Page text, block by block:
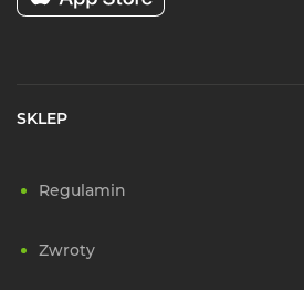
SKLEP
Regulamin
Zwroty